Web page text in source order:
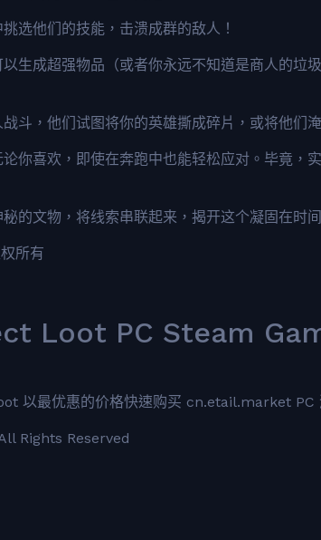
选他们的技能，击溃成群的敌人！
生成超强物品（或者你永远不知道是商人的垃
斗，他们试图将你的英雄撕成碎片，或将他们
你喜欢，即使在奔跑中也能轻松应对。毕竟，
的文物，将线索串联起来，揭开这个凝固在时
所有
Loot PC Steam
以最优惠的价格快速购买 cn.etail.market PC
Rights Reserved